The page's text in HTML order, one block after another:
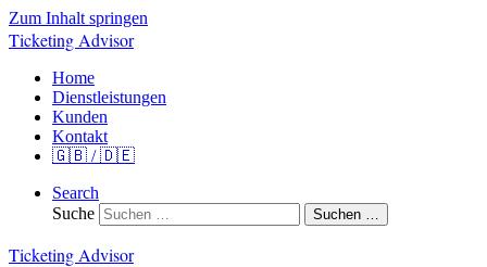
Zum Inhalt springen
Ticketing Advisor
Home
Dienstleistungen
Kunden
Kontakt
🇬🇧 / 🇩🇪
Search
Suche
Suchen …
Ticketing Advisor